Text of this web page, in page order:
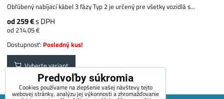
Obľúbený nabíjací kábel 3 fázy Typ 2 je určený pre všetky vozidlá s...
od 259 €s DPH
od 214.05 €
Dostupnosť: Posledný kus!
Vyberte variant
Predvoľby súkromia
Cookies používame na zlepšenie vašej návštevy tejto
webovej stránky, analýzu jej výkonnosti a zhromažďovanie